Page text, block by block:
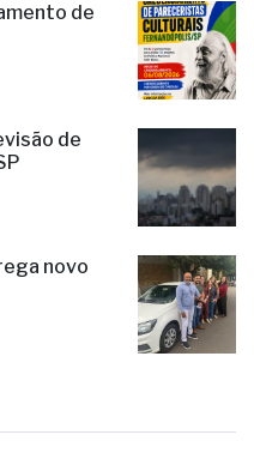
de
de
novo